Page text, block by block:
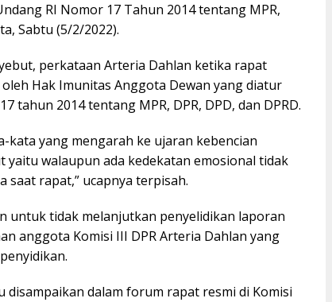
RI Nomor 17 Tahun 2014 tentang MPR,
Sabtu (5/2/2022).
perkataan Arteria Dahlan ketika rapat
Hak Imunitas Anggota Dewan yang diatur
tahun 2014 tentang MPR, DPR, DPD, dan DPRD.
yang mengarah ke ujaran kebencian
walaupun ada kedekatan emosional tidak
saat rapat,” ucapnya terpisah.
untuk tidak melanjutkan penyelidikan laporan
anggota Komisi III DPR Arteria Dahlan yang
dalam forum rapat resmi di Komisi